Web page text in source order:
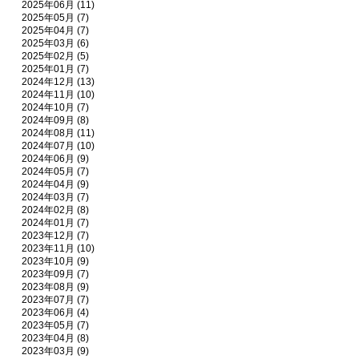
2025年06月 (11)
2025年05月 (7)
2025年04月 (7)
2025年03月 (6)
2025年02月 (5)
2025年01月 (7)
2024年12月 (13)
2024年11月 (10)
2024年10月 (7)
2024年09月 (8)
2024年08月 (11)
2024年07月 (10)
2024年06月 (9)
2024年05月 (7)
2024年04月 (9)
2024年03月 (7)
2024年02月 (8)
2024年01月 (7)
2023年12月 (7)
2023年11月 (10)
2023年10月 (9)
2023年09月 (7)
2023年08月 (9)
2023年07月 (7)
2023年06月 (4)
2023年05月 (7)
2023年04月 (8)
2023年03月 (9)